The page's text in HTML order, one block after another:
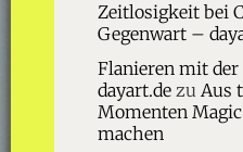
Zeitlosigkeit bei
Gegenwart –
Flanieren mit
dayart.dezu Aus
Momenten
machen